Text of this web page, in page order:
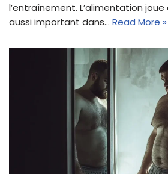
l’entraînement. L’alimentation
aussi important dans… Read More »